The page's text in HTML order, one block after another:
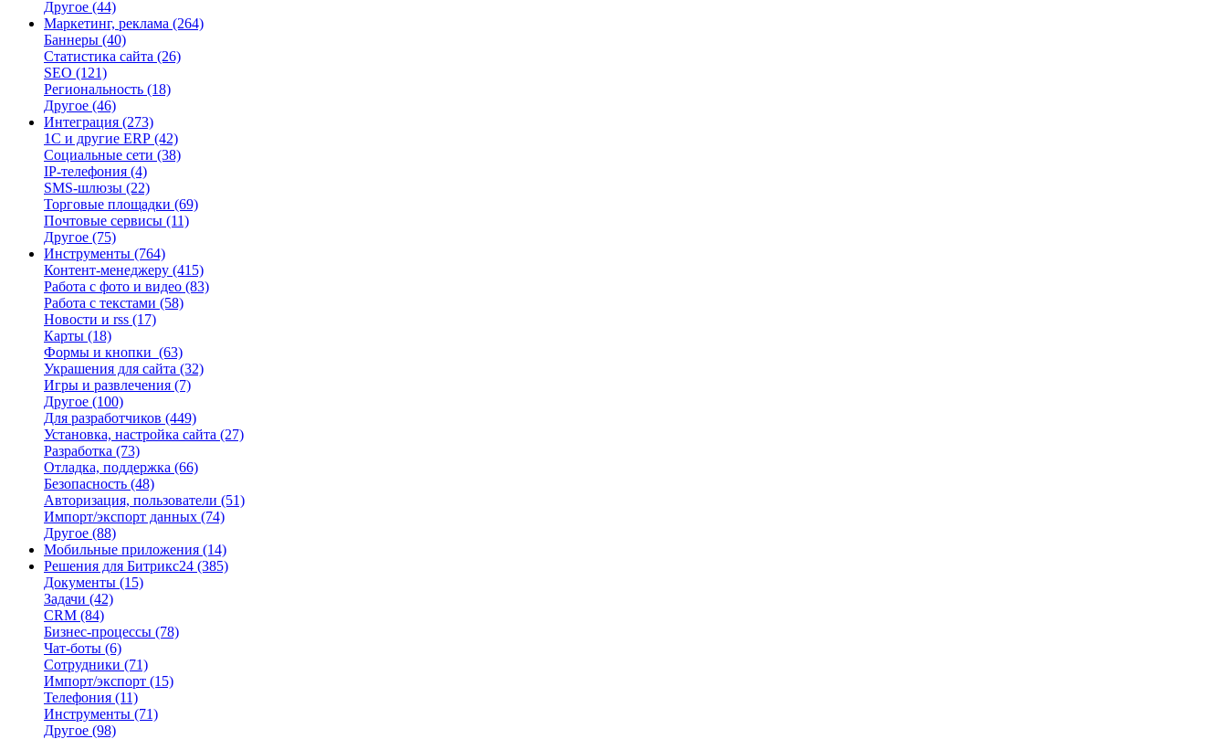
Другое (44)
Маркетинг, реклама (264)
Баннеры (40)
Статистика сайта (26)
SEO (121)
Региональность (18)
Другое (46)
Интеграция (273)
1С и другие ERP (42)
Социальные сети (38)
IP-телефония (4)
SMS-шлюзы (22)
Торговые площадки (69)
Почтовые сервисы (11)
Другое (75)
Инструменты (764)
Контент-менеджеру (415)
Работа с фото и видео (83)
Работа с текстами (58)
Новости и rss (17)
Карты (18)
Формы и кнопки (63)
Украшения для сайта (32)
Игры и развлечения (7)
Другое (100)
Для разработчиков (449)
Установка, настройка сайта (27)
Разработка (73)
Отладка, поддержка (66)
Безопасность (48)
Авторизация, пользователи (51)
Импорт/экспорт данных (74)
Другое (88)
Мобильные приложения (14)
Решения для Битрикс24 (385)
Документы (15)
Задачи (42)
CRM (84)
Бизнес-процессы (78)
Чат-боты (6)
Сотрудники (71)
Импорт/экспорт (15)
Телефония (11)
Инструменты (71)
Другое (98)